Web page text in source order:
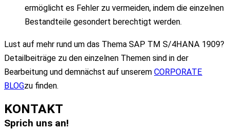
ermöglicht es Fehler zu vermeiden, indem die einzelnen
Bestandteile gesondert berechtigt werden.
Lust auf mehr rund um das Thema SAP TM S/4HANA 1909?
Detailbeiträge zu den einzelnen Themen sind in der
Bearbeitung und demnächst auf unserem CORPORATE
BLOGzu finden.
KONTAKT
Sprich uns an!